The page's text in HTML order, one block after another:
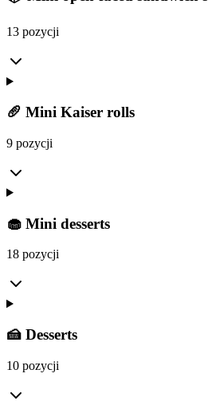
13 pozycji
🥖 Mini Kaiser rolls
9 pozycji
🧁 Mini desserts
18 pozycji
🍰 Desserts
10 pozycji